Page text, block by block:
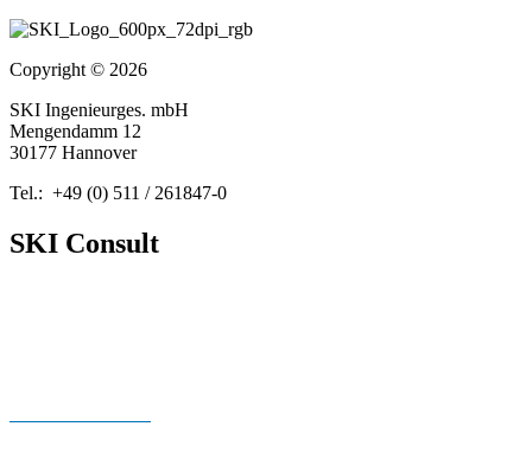
Copyright © 2026
SKI Ingenieurges. mbH
Mengendamm 12
30177 Hannover
Tel.: +49 (0) 511 / 261847-0
SKI Consult